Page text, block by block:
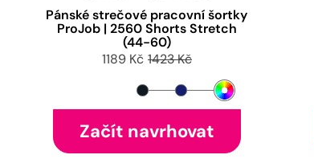
Pánské strečové pracovní šortky
ProJob | 2560 Shorts Stretch
(44-60)
1189 Kč 1423 Kč
Začít navrhovat